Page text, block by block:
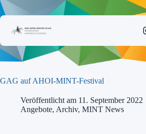
Zum
Inhalt
GAG auf AHOI-MINT-Festival
Veröffentlicht am 11. September 2022
Angebote, Archiv, MINT News